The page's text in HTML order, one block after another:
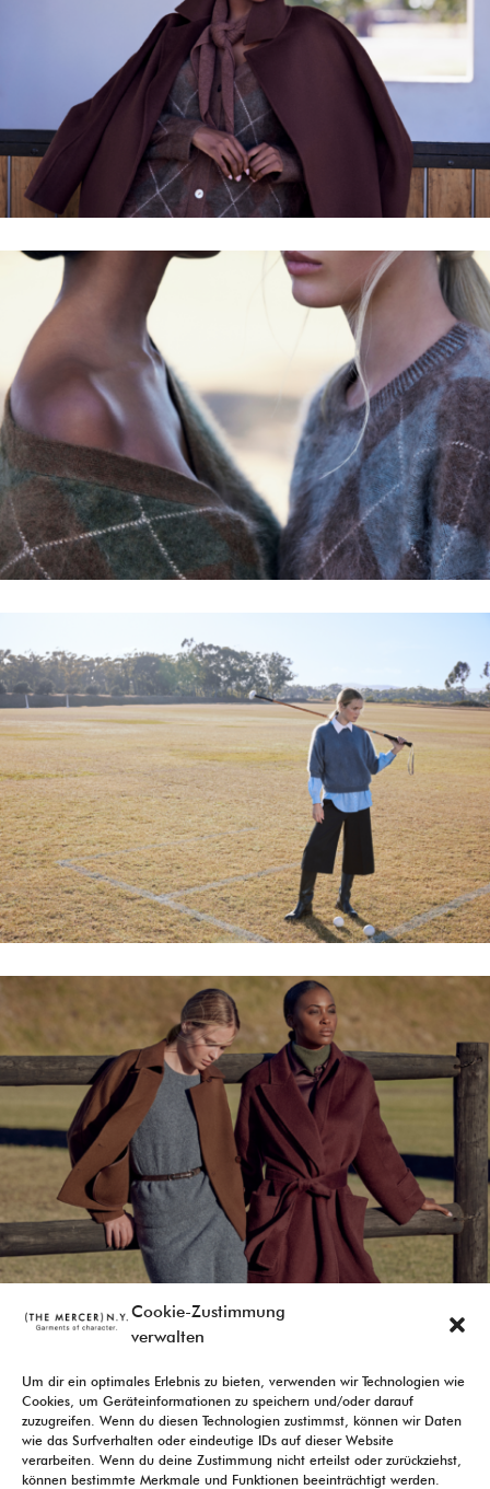
Cookie-Zustimmung
verwalten
Um dir ein optimales Erlebnis zu bieten, verwenden wir Technologien wie
Cookies, um Geräteinformationen zu speichern und/oder darauf
zuzugreifen. Wenn du diesen Technologien zustimmst, können wir Daten
wie das Surfverhalten oder eindeutige IDs auf dieser Website
verarbeiten. Wenn du deine Zustimmung nicht erteilst oder zurückziehst,
können bestimmte Merkmale und Funktionen beeinträchtigt werden.
DATENSCHUTZ IMPRESSUM